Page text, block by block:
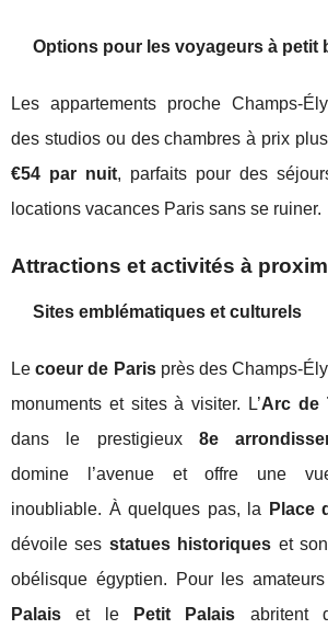
Options pour les voyageurs à petit
Les appartements proche Champs-
des studios ou des chambres à prix
€54 par nuit, parfaits pour des
locations vacances Paris sans se ruiner.
Attractions et activités à
Sites emblématiques et culturels
Lecoeur de Parisprès des Champs-
monuments et sites à visiter. L’Arc de
dans le prestigieux 8e
domine l’avenue et offre une
inoubliable. À quelques pas, la
Place
dévoile ses statues historiques et
obélisque égyptien. Pour les amateurs
Palais et le Petit Palais abritent